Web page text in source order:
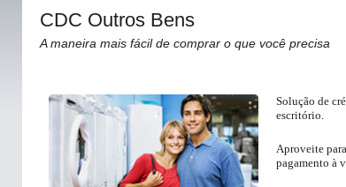
CDC Outros Bens
A maneira mais fácil de comprar o que você precisa
Solução de
escritório.
Aproveite
pagamento à